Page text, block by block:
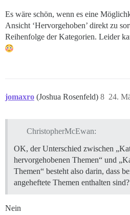
Es wäre schön, wenn es eine
Ansicht ‘Hervorgehoben’ direkt zu
Reihenfolge der Kategorien. Leider
jomaxro (Joshua Rosenfeld) 24.
8
ChristopherMcEwan:
OK, der Unterschied zwischen
hervorgehobenen Themen“ und
Themen“ besteht also darin, dass
angeheftete Themen enthalten sind?
Nein